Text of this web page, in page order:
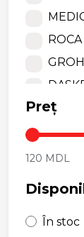
ROCA
DYSON
AXOR
NOFER
Preț
120 MDL
În stoc